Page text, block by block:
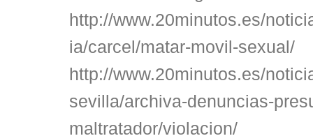
http://www.20minutos.es/
ia/carcel/matar-movil-sexual/
http://www.20minutos.es/
sevilla/archiva-denuncias-
maltratador/violacion/